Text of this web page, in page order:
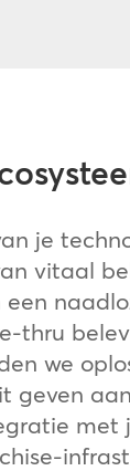
je
vitaal
thru
we
geven aan
met